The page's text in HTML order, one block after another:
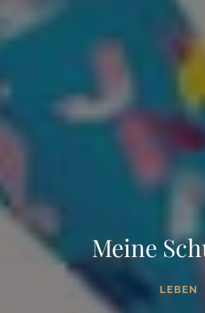
Meine
LEBEN